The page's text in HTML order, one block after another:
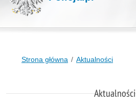
Strona główna Aktualności
Aktualności